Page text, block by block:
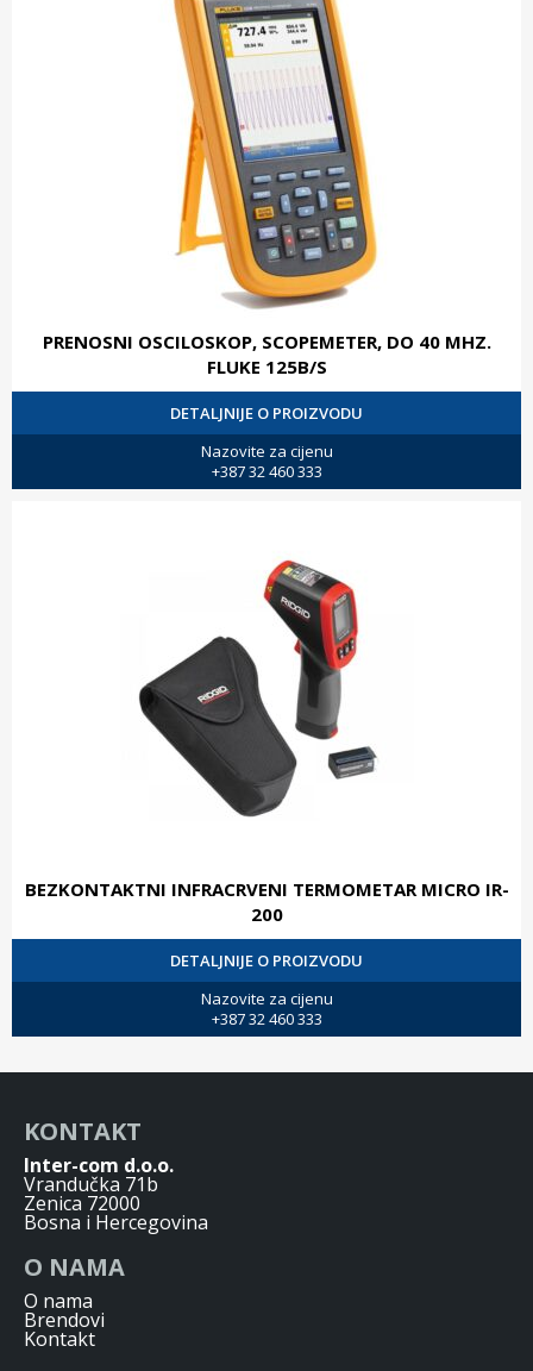
PRENOSNI OSCILOSKOP, SCOPEMETER, DO 40 MHZ.
FLUKE 125B/S
DETALJNIJE O PROIZVODU
Nazovite za cijenu
+387 32 460 333
BEZKONTAKTNI INFRACRVENI TERMOMETAR MICRO IR-
200
DETALJNIJE O PROIZVODU
Nazovite za cijenu
+387 32 460 333
KONTAKT
Inter-com d.o.o.
Vrandučka 71b
Zenica 72000
Bosna i Hercegovina
O NAMA
O nama
Brendovi
Kontakt